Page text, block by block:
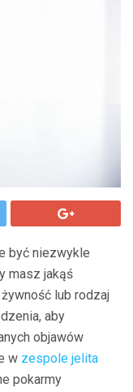
być niezwykle
masz jakąś
lub rodzaj
aby
objawów
w zespole jelita
pokarmy